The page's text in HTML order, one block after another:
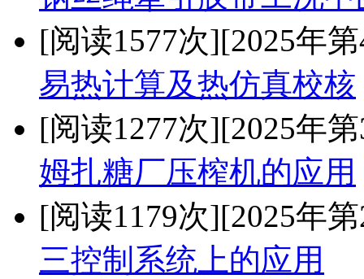
[阅读1577次][2025年
易热计算及热仿真校核
[阅读1277次][2025年
姆扎糖厂压榨机的应用
[阅读1179次][2025年
三控制系统上的应用